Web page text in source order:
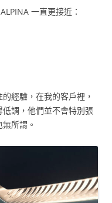
一直更接近：
經驗，在我的客戶裡，
調，他們並不會特別張
所謂。